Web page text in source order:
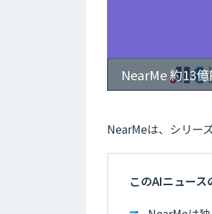
NearMe 約13
NearMeは、シリー
このAIニュース